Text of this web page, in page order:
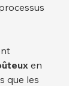
en
que les